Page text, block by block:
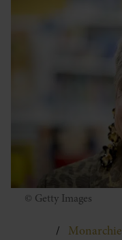
© Getty Images
Monarchie